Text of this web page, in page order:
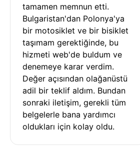
tamamen memnun etti.
Bulgaristan'dan Polonya'ya
bir motosiklet ve bir bisiklet
taşımam gerektiğinde, bu
hizmeti web'de buldum ve
denemeye karar verdim.
Değer açısından olağanüstü
adil bir teklif aldım. Bundan
sonraki iletişim, gerekli tüm
belgelerle bana yardımcı
oldukları için kolay oldu.